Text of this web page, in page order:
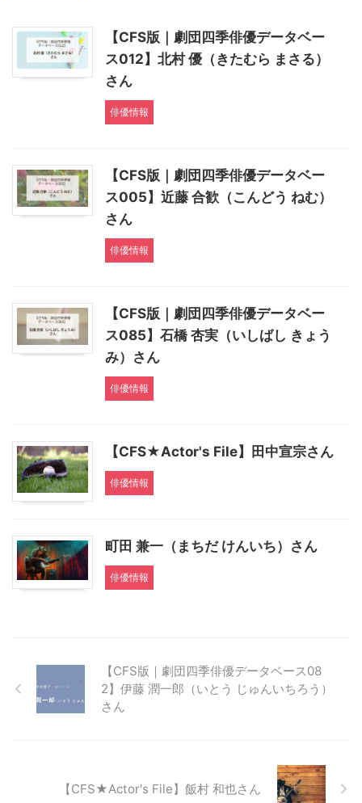
【CFS版｜劇団四季俳優データベー
ス012】北村 優（きたむら まさる）
さん
俳優情報
【CFS版｜劇団四季俳優データベー
ス005】近藤 合歓（こんどう ねむ）
さん
俳優情報
【CFS版｜劇団四季俳優データベー
ス085】石橋 杏実（いしばし きょう
み）さん
俳優情報
【CFS★Actor's File】田中宣宗さん
俳優情報
町田 兼一（まちだ けんいち）さん
俳優情報
【CFS版｜劇団四季俳優データベース08
2】伊藤 潤一郎（いとう じゅんいちろう）
さん
【CFS★Actor's File】飯村 和也さん